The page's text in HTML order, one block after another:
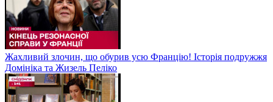
Жахливий злочин, що обурив усю Францію! Історія подружжя
Домініка та Жизель Пеліко